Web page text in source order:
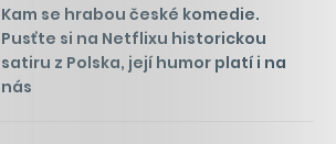
Kam se hrabou české komedie.
Pusťte si na Netflixu historickou
satiru z Polska, její humor platí i na
nás